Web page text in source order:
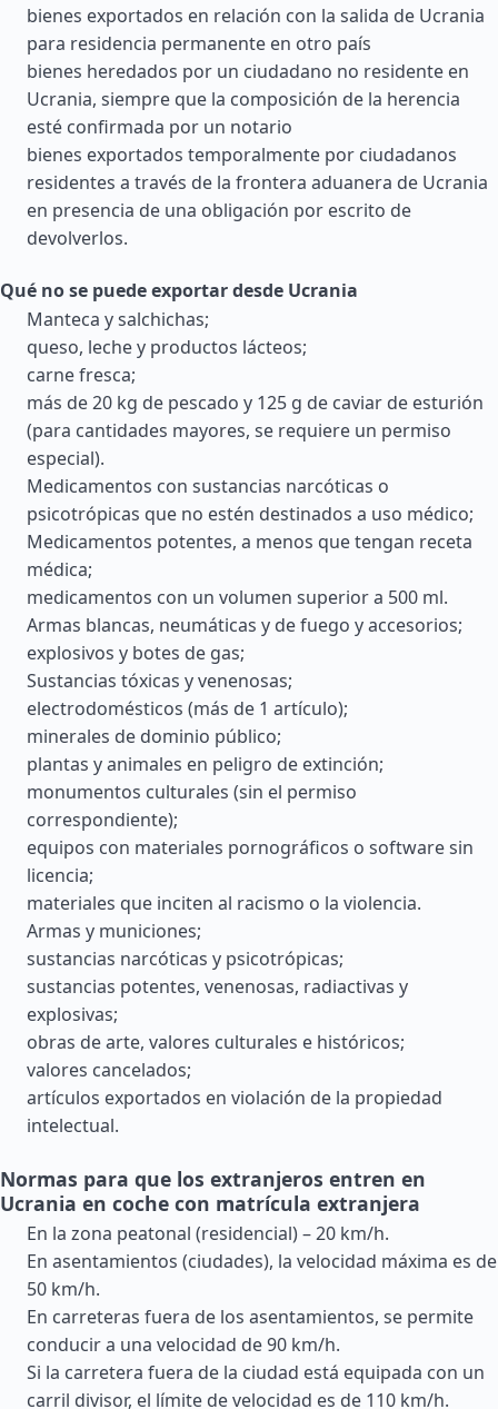
bienes exportados en relación con la salida de Ucrania
para residencia permanente en otro país
bienes heredados por un ciudadano no residente en
Ucrania, siempre que la composición de la herencia
esté confirmada por un notario
bienes exportados temporalmente por ciudadanos
residentes a través de la frontera aduanera de Ucrania
en presencia de una obligación por escrito de
devolverlos.
Qué no se puede exportar desde Ucrania
Manteca y salchichas;
queso, leche y productos lácteos;
carne fresca;
más de 20 kg de pescado y 125 g de caviar de esturión
(para cantidades mayores, se requiere un permiso
especial).
Medicamentos con sustancias narcóticas o
psicotrópicas que no estén destinados a uso médico;
Medicamentos potentes, a menos que tengan receta
médica;
medicamentos con un volumen superior a 500 ml.
Armas blancas, neumáticas y de fuego y accesorios;
explosivos y botes de gas;
Sustancias tóxicas y venenosas;
electrodomésticos (más de 1 artículo);
minerales de dominio público;
plantas y animales en peligro de extinción;
monumentos culturales (sin el permiso
correspondiente);
equipos con materiales pornográficos o software sin
licencia;
materiales que inciten al racismo o la violencia.
Armas y municiones;
sustancias narcóticas y psicotrópicas;
sustancias potentes, venenosas, radiactivas y
explosivas;
obras de arte, valores culturales e históricos;
valores cancelados;
artículos exportados en violación de la propiedad
intelectual.
Normas para que los extranjeros entren en
Ucrania en coche con matrícula extranjera
En la zona peatonal (residencial) – 20 km/h.
En asentamientos (ciudades), la velocidad máxima es de
50 km/h.
En carreteras fuera de los asentamientos, se permite
conducir a una velocidad de 90 km/h.
Si la carretera fuera de la ciudad está equipada con un
carril divisor, el límite de velocidad es de 110 km/h.